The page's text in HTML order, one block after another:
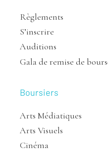
Règlements
S’inscrire
Auditions
Gala de remise de
Boursiers
Arts Médiatiques
Arts Visuels
Cinéma